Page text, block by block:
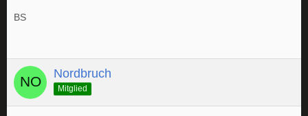
BS
Nordbruch
Mitglied